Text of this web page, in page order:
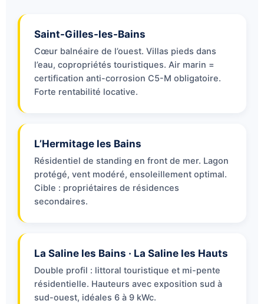
Saint-Gilles-les-Bains
Cœur balnéaire de l’ouest. Villas pieds dans
l’eau, copropriétés touristiques. Air marin =
certification anti-corrosion C5-M obligatoire.
Forte rentabilité locative.
L’Hermitage les Bains
Résidentiel de standing en front de mer. Lagon
protégé, vent modéré, ensoleillement optimal.
Cible : propriétaires de résidences
secondaires.
La Saline les Bains · La Saline les Hauts
Double profil : littoral touristique et mi-pente
résidentielle. Hauteurs avec exposition sud à
sud-ouest, idéales 6 à 9 kWc.